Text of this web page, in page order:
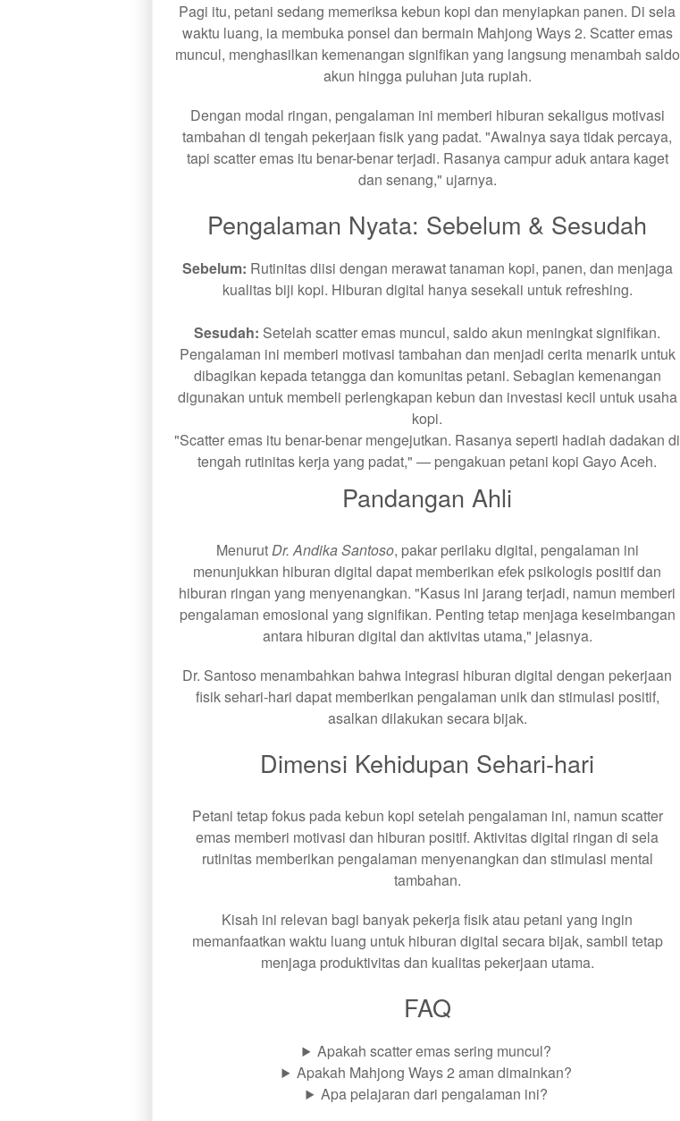
Pagi itu, petani sedang memeriksa kebun kopi dan menyiapkan panen. Di sela
waktu luang, ia membuka ponsel dan bermain Mahjong Ways 2. Scatter emas
muncul, menghasilkan kemenangan signifikan yang langsung menambah saldo
akun hingga puluhan juta rupiah.
Dengan modal ringan, pengalaman ini memberi hiburan sekaligus motivasi
tambahan di tengah pekerjaan fisik yang padat. "Awalnya saya tidak percaya,
tapi scatter emas itu benar-benar terjadi. Rasanya campur aduk antara kaget
dan senang," ujarnya.
Pengalaman Nyata: Sebelum & Sesudah
Sebelum: Rutinitas diisi dengan merawat tanaman kopi, panen, dan menjaga
kualitas biji kopi. Hiburan digital hanya sesekali untuk refreshing.
Sesudah: Setelah scatter emas muncul, saldo akun meningkat signifikan.
Pengalaman ini memberi motivasi tambahan dan menjadi cerita menarik untuk
dibagikan kepada tetangga dan komunitas petani. Sebagian kemenangan
digunakan untuk membeli perlengkapan kebun dan investasi kecil untuk usaha
kopi.
"Scatter emas itu benar-benar mengejutkan. Rasanya seperti hadiah dadakan di
tengah rutinitas kerja yang padat," — pengakuan petani kopi Gayo Aceh.
Pandangan Ahli
MenurutDr. Andika Santoso, pakar perilaku digital, pengalaman ini
menunjukkan hiburan digital dapat memberikan efek psikologis positif dan
hiburan ringan yang menyenangkan. "Kasus ini jarang terjadi, namun memberi
pengalaman emosional yang signifikan. Penting tetap menjaga keseimbangan
antara hiburan digital dan aktivitas utama," jelasnya.
Dr. Santoso menambahkan bahwa integrasi hiburan digital dengan pekerjaan
fisik sehari-hari dapat memberikan pengalaman unik dan stimulasi positif,
asalkan dilakukan secara bijak.
Dimensi Kehidupan Sehari-hari
Petani tetap fokus pada kebun kopi setelah pengalaman ini, namun scatter
emas memberi motivasi dan hiburan positif. Aktivitas digital ringan di sela
rutinitas memberikan pengalaman menyenangkan dan stimulasi mental
tambahan.
Kisah ini relevan bagi banyak pekerja fisik atau petani yang ingin
memanfaatkan waktu luang untuk hiburan digital secara bijak, sambil tetap
menjaga produktivitas dan kualitas pekerjaan utama.
FAQ
Apakah scatter emas sering muncul?
Apakah Mahjong Ways 2 aman dimainkan?
Apa pelajaran dari pengalaman ini?